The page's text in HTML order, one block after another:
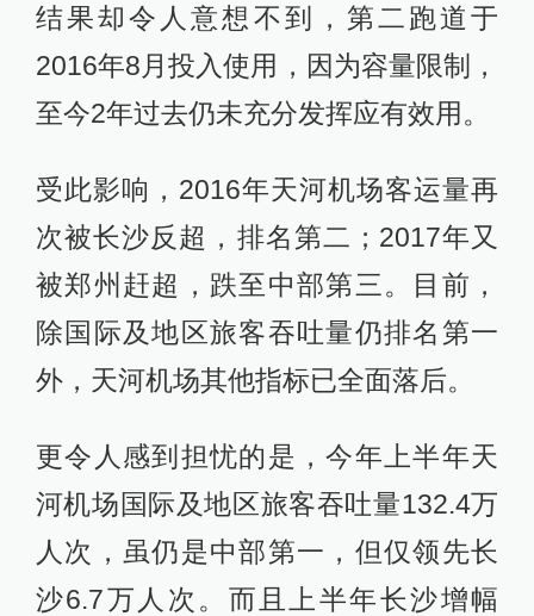
结果却令人意想不到，第二跑道于
2016年8月投入使用，因为容量限制，
至今2年过去仍未充分发挥应有效用。
受此影响，2016年天河机场客运量再
次被长沙反超，排名第二；2017年又
被郑州赶超，跌至中部第三。目前，
除国际及地区旅客吞吐量仍排名第一
外，天河机场其他指标已全面落后。
更令人感到担忧的是，今年上半年天
河机场国际及地区旅客吞吐量132.4万
人次，虽仍是中部第一，但仅领先长
沙6.7万人次。而且上半年长沙增幅